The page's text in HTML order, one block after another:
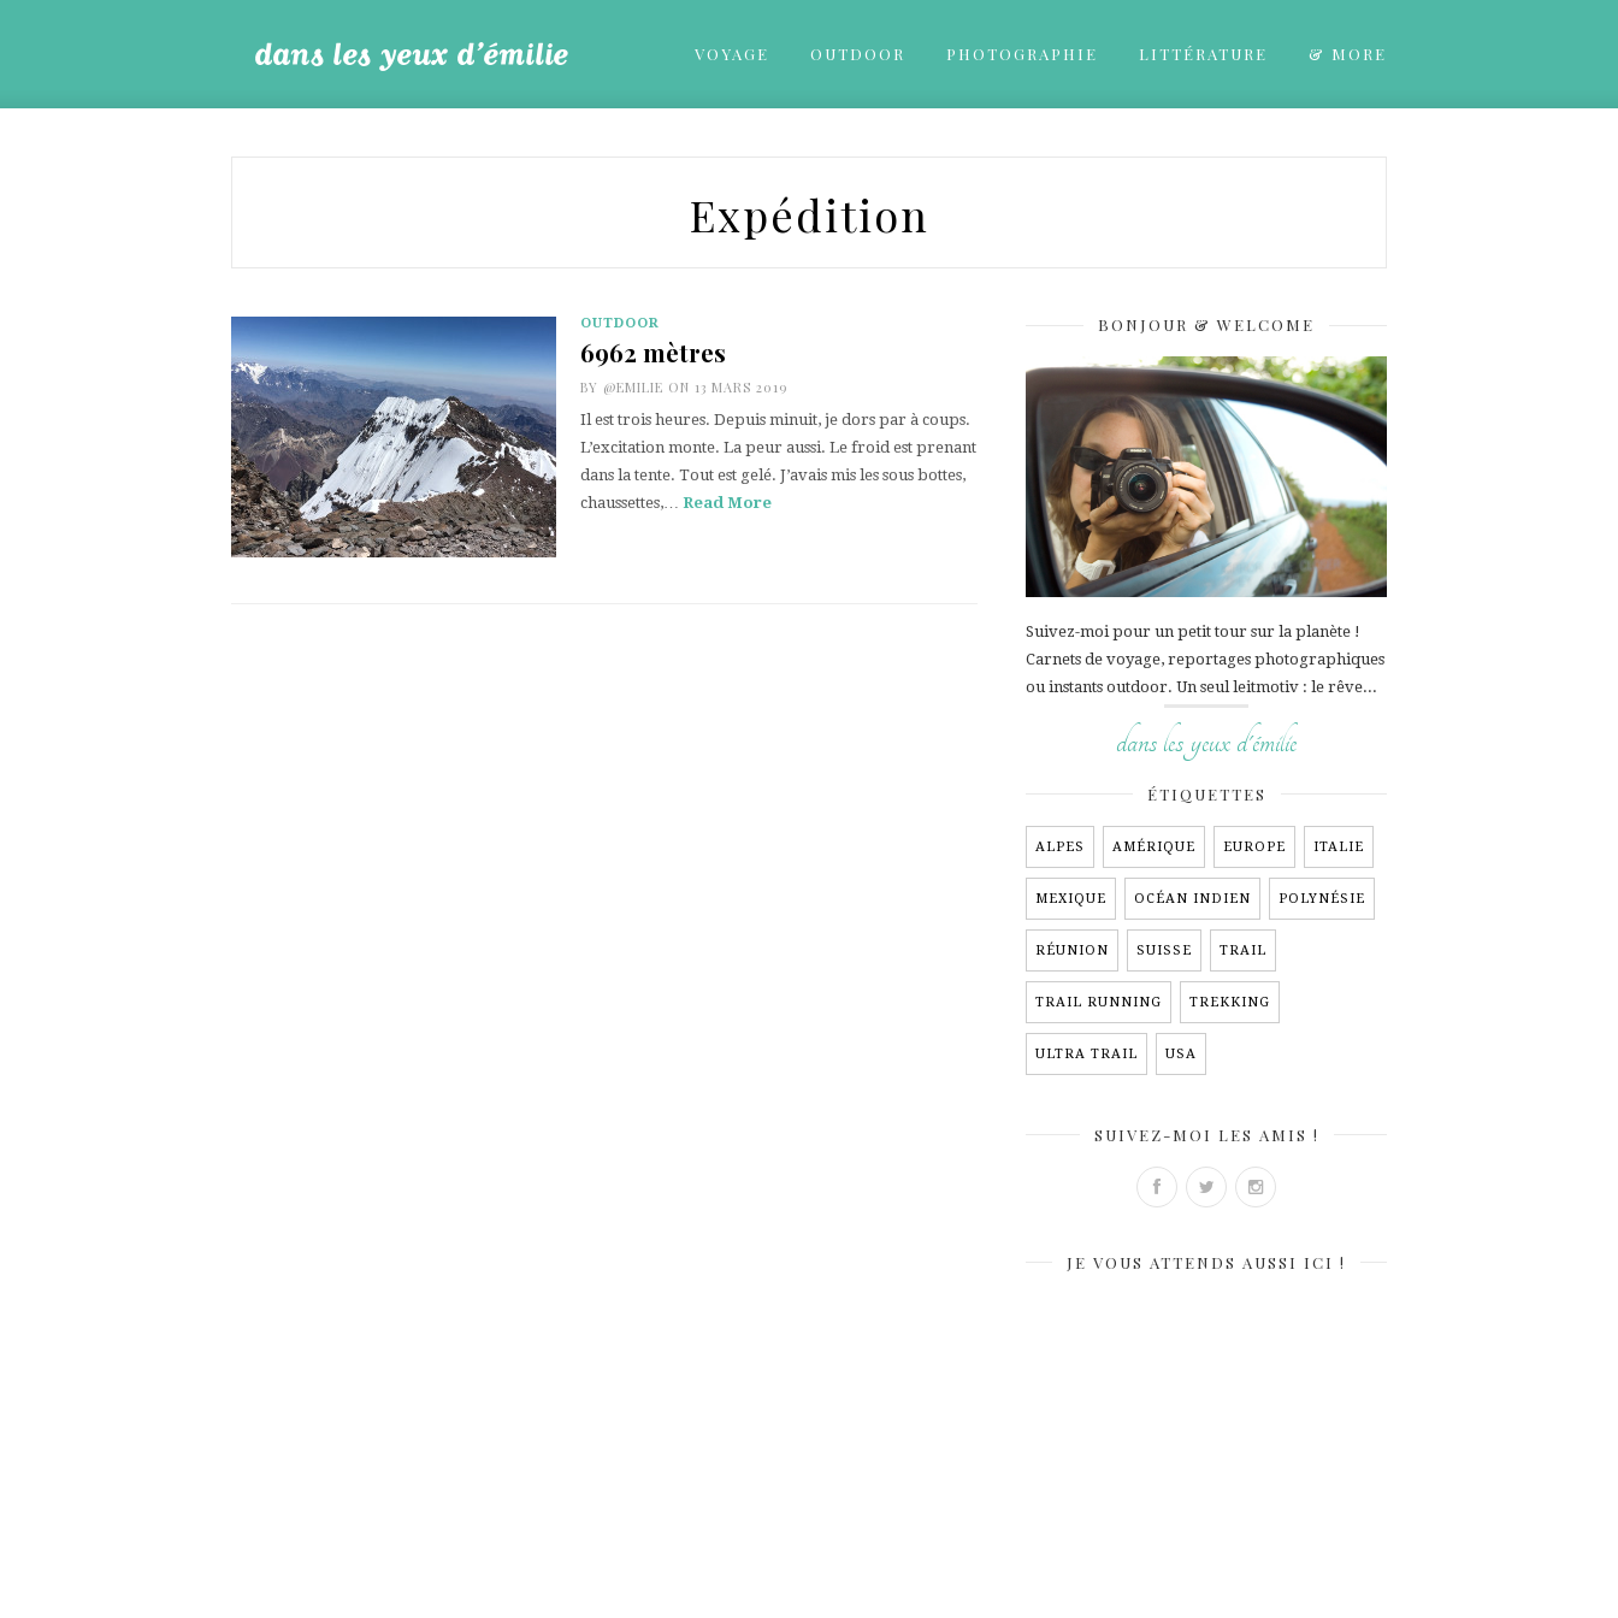
VOYAGE OUTDOOR PHOTOGRAPHIE LITTÉRATURE & MORE
Expédition
OUTDOOR
6962 mètres
BY @EMILIE ON 13 MARS 2019
Il est trois heures. Depuis minuit, je dors par à coups.
L’excitation monte. La peur aussi. Le froid est prenant
dans la tente. Tout est gelé. J’avais mis les sous bottes,
chaussettes,… Read More
BONJOUR & WELCOME
Suivez-moi pour un petit tour sur la planète !
Carnets de voyage, reportages photographiques
ou instants outdoor. Un seul leitmotiv : le rêve...
dans les yeux d'émilie
ÉTIQUETTES
ALPES AMÉRIQUE EUROPE ITALIE
MEXIQUE OCÉAN INDIEN POLYNÉSIE
RÉUNION SUISSE TRAIL
TRAIL RUNNING TREKKING
ULTRA TRAIL USA
SUIVEZ-MOI LES AMIS !
JE VOUS ATTENDS AUSSI ICI !